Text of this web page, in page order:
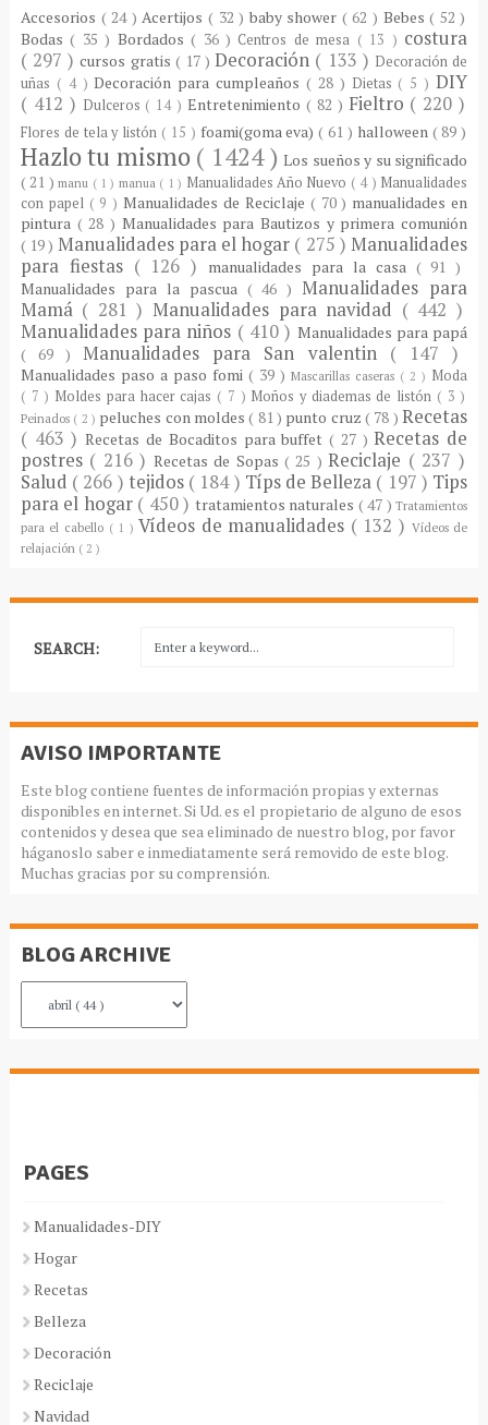
Accesorios ( 24 )Acertijos ( 32 ) baby shower ( 62 ) Bebes( 52 )
Bodas( 35 ) Bordados( 36 ) Centros de mesa ( 13 ) costura
( 297 )cursos gratis ( 17 )Decoración ( 133 ) Decoración de
uñas ( 4 )Decoración para cumpleaños( 28 ) Dietas ( 5 )DIY
( 412 ) Dulceros ( 14 )Entretenimiento ( 82 ) Fieltro ( 220 )
Flores de tela y listón ( 15 ) foami(goma eva)( 61 ) halloween ( 89 )
Hazlo tu mismo ( 1424 )Los sueños y su significado
( 21 )manu ( 1 ) manua ( 1 ) Manualidades Año Nuevo ( 4 ) Manualidades
con papel ( 9 )Manualidades de Reciclaje ( 70 ) manualidades en
pintura ( 28 ) Manualidades para Bautizos y primera comunión
( 19 ) Manualidades para el hogar ( 275 )Manualidades
para fiestas ( 126 ) manualidades para la casa ( 91 )
Manualidades para la pascua ( 46 )Manualidades para
Mamá ( 281 ) Manualidades para navidad ( 442 )
Manualidades para niños ( 410 ) Manualidades para papá
( 69 )Manualidades para San valentin ( 147 )
Manualidades paso a paso fomi ( 39 )Mascarillas caseras ( 2 ) Moda
( 7 ) Moldes para hacer cajas ( 7 ) Moños y diademas de listón ( 3 )
Peinados ( 2 ) peluches con moldes( 81 ) punto cruz( 78 )Recetas
( 463 )Recetas de Bocaditos para buffet( 27 )Recetas de
postres ( 216 ) Recetas de Sopas( 25 )Reciclaje ( 237 )
Salud ( 266 ) tejidos ( 184 ) Típs de Belleza ( 197 ) Tips
para el hogar ( 450 ) tratamientos naturales ( 47 )Tratamientos
para el cabello ( 1 ) Vídeos de manualidades ( 132 ) Vídeos de
relajación ( 2 )
SEARCH:
AVISO IMPORTANTE
Este blog contiene fuentes de información propias y externas
disponibles en internet. Si Ud. es el propietario de alguno de esos
contenidos y desea que sea eliminado de nuestro blog, por favor
háganoslo saber e inmediatamente será removido de este blog.
Muchas gracias por su comprensión.
BLOG ARCHIVE
PAGES
Manualidades-DIY
Hogar
Recetas
Belleza
Decoración
Reciclaje
Navidad